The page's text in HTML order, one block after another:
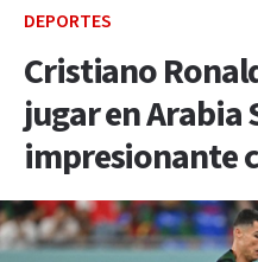
DEPORTES
Cristiano
jugar en Arabia
impresionante